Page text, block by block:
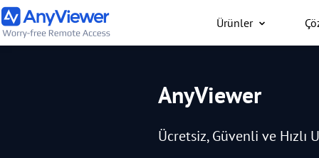
Ürünler
üzerinden her yerden
AnyViewer
Ücretsiz, Güvenli ve Hızlı